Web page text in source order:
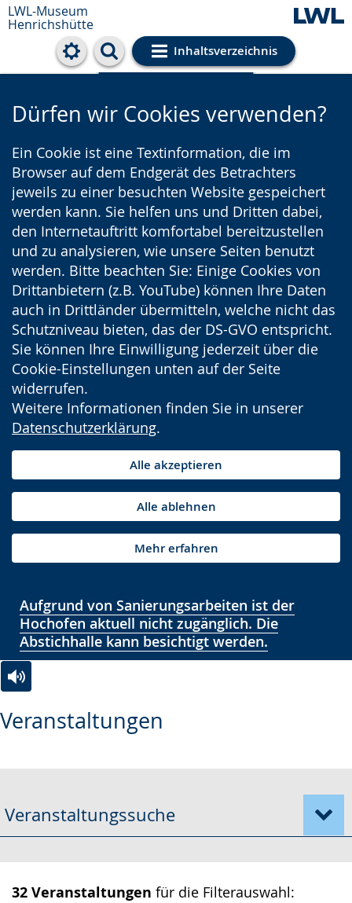
LWL-Museum
Henrichshütte
Inhaltsverzeichnis
Cookie-Einstellungen
Dürfen wir Cookies verwenden?
Ein Cookie ist eine Textinformation, die im
Browser auf dem Endgerät des Betrachters
jeweils zu einer besuchten Website gespeichert
werden kann. Sie helfen uns und Dritten dabei,
den Internetauftritt komfortabel bereitzustellen
und zu analysieren, wie unsere Seiten benutzt
werden. Bitte beachten Sie: Einige Cookies von
Drittanbietern (z.B. YouTube) können Ihre Daten
auch in Drittländer übermitteln, welche nicht das
Schutzniveau bieten, das der DS-GVO entspricht.
Sie können Ihre Einwilligung jederzeit über die
Cookie-Einstellungen unten auf der Seite
widerrufen.
Weitere Informationen finden Sie in unserer
Datenschutzerklärung.
Alle akzeptieren
Alle ablehnen
Mehr erfahren
Aufgrund von Sanierungsarbeiten ist der
Hochofen aktuell nicht zugänglich. Die
Abstichhalle kann besichtigt werden.
Veranstaltungen
Leichten
wechseln.
Audio-
Video
Deutscher
wird
angezeigt.
Veranstaltungssuche
32 Veranstaltungen für die Filterauswahl: